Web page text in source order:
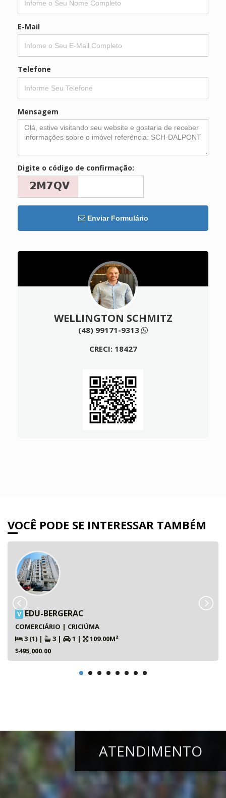
E-Mail
Telefone
Mensagem
Digite o código de confirmação:
Enviar Formulário
WELLINGTON SCHMITZ
(48) 99171-9313
CRECI: 18427
VOCÊ PODE SE INTERESSAR TAMBÉM
V EDU-BERGERAC
COMERCIÁRIO | CRICIÚMA
3 (1) | 3 | 1 |
109.00M²
$495,000.00
ATENDIMENTO